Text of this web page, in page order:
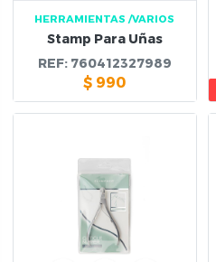
HERRAMIENTAS /VARIOS
Stamp Para Uñas
REF: 760412327989
$ 990